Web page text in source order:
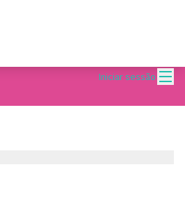
Iniciar sessão